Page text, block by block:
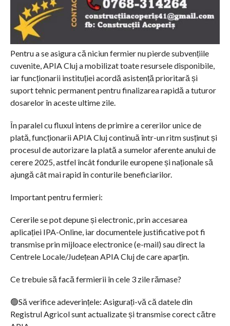
Pentru a se asigura că niciun fermier nu pierde subvențiile
cuvenite, APIA Cluj a mobilizat toate resursele disponibile,
iar funcționarii instituției acordă asistență prioritară și
suport tehnic permanent pentru finalizarea rapidă a tuturor
dosarelor în aceste ultime zile.
În paralel cu fluxul intens de primire a cererilor unice de
plată, funcționarii APIA Cluj continuă într-un ritm susținut și
procesul de autorizare la plată a sumelor aferente anului de
cerere 2025, astfel încât fondurile europene și naționale să
ajungă cât mai rapid în conturile beneficiarilor.
Important pentru fermieri:
Cererile se pot depune și electronic, prin accesarea
aplicației IPA-Online, iar documentele justificative pot fi
transmise prin mijloace electronice (e-mail) sau direct la
Centrele Locale/Județean APIA Cluj de care aparțin.
Ce trebuie să facă fermierii în cele 3 zile rămase?
🟢Să verifice adeverințele: Asigurați-vă că datele din
Registrul Agricol sunt actualizate și transmise corect către